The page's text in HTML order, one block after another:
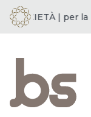
SOCIETÀ | per la